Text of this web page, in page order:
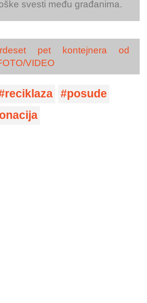
svesti među građanima.
pet kontejnera od
VIDEO
reciklaza
posude